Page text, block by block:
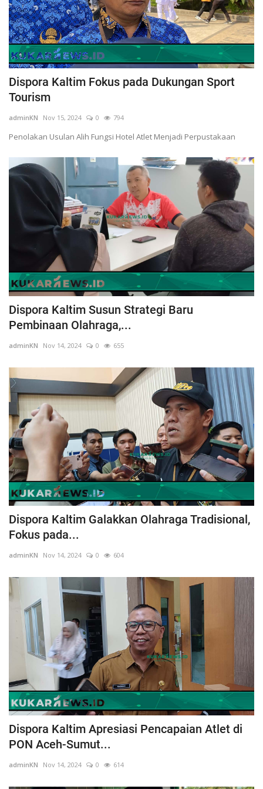
Dispora Kaltim Fokus pada Dukungan Sport
Tourism
adminKN Nov 15, 2024 0 794
Penolakan Usulan Alih Fungsi Hotel Atlet Menjadi Perpustakaan
Dispora Kaltim Susun Strategi Baru
Pembinaan Olahraga,...
adminKN Nov 14, 2024 0 655
Dispora Kaltim Galakkan Olahraga Tradisional,
Fokus pada...
adminKN Nov 14, 2024 0 604
Dispora Kaltim Apresiasi Pencapaian Atlet di
PON Aceh-Sumut...
adminKN Nov 14, 2024 0 614